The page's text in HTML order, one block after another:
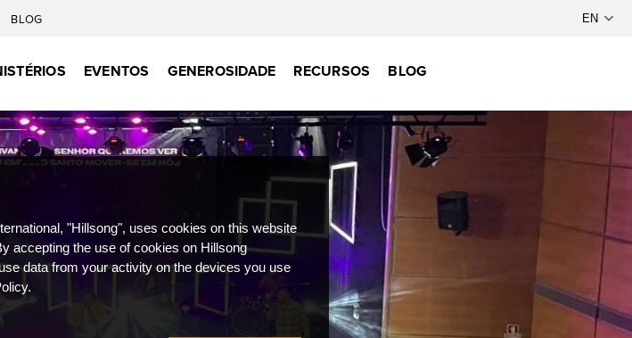
BLOG
EVENTOS GENEROSIDADE RECURSOS BLOG
"Hillsong", uses cookies on this website
accepting the use of cookies on Hillsong
data from your activity on the devices you use